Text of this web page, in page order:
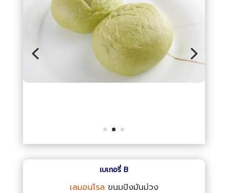
เลมอนโรลขนมปังมันม่วง